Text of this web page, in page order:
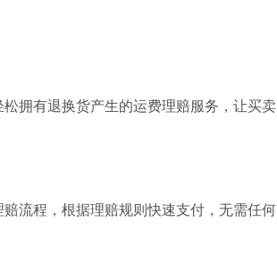
拥有退换货产生的运费理赔服务，让买卖
流程，根据理赔规则快速支付，无需任何